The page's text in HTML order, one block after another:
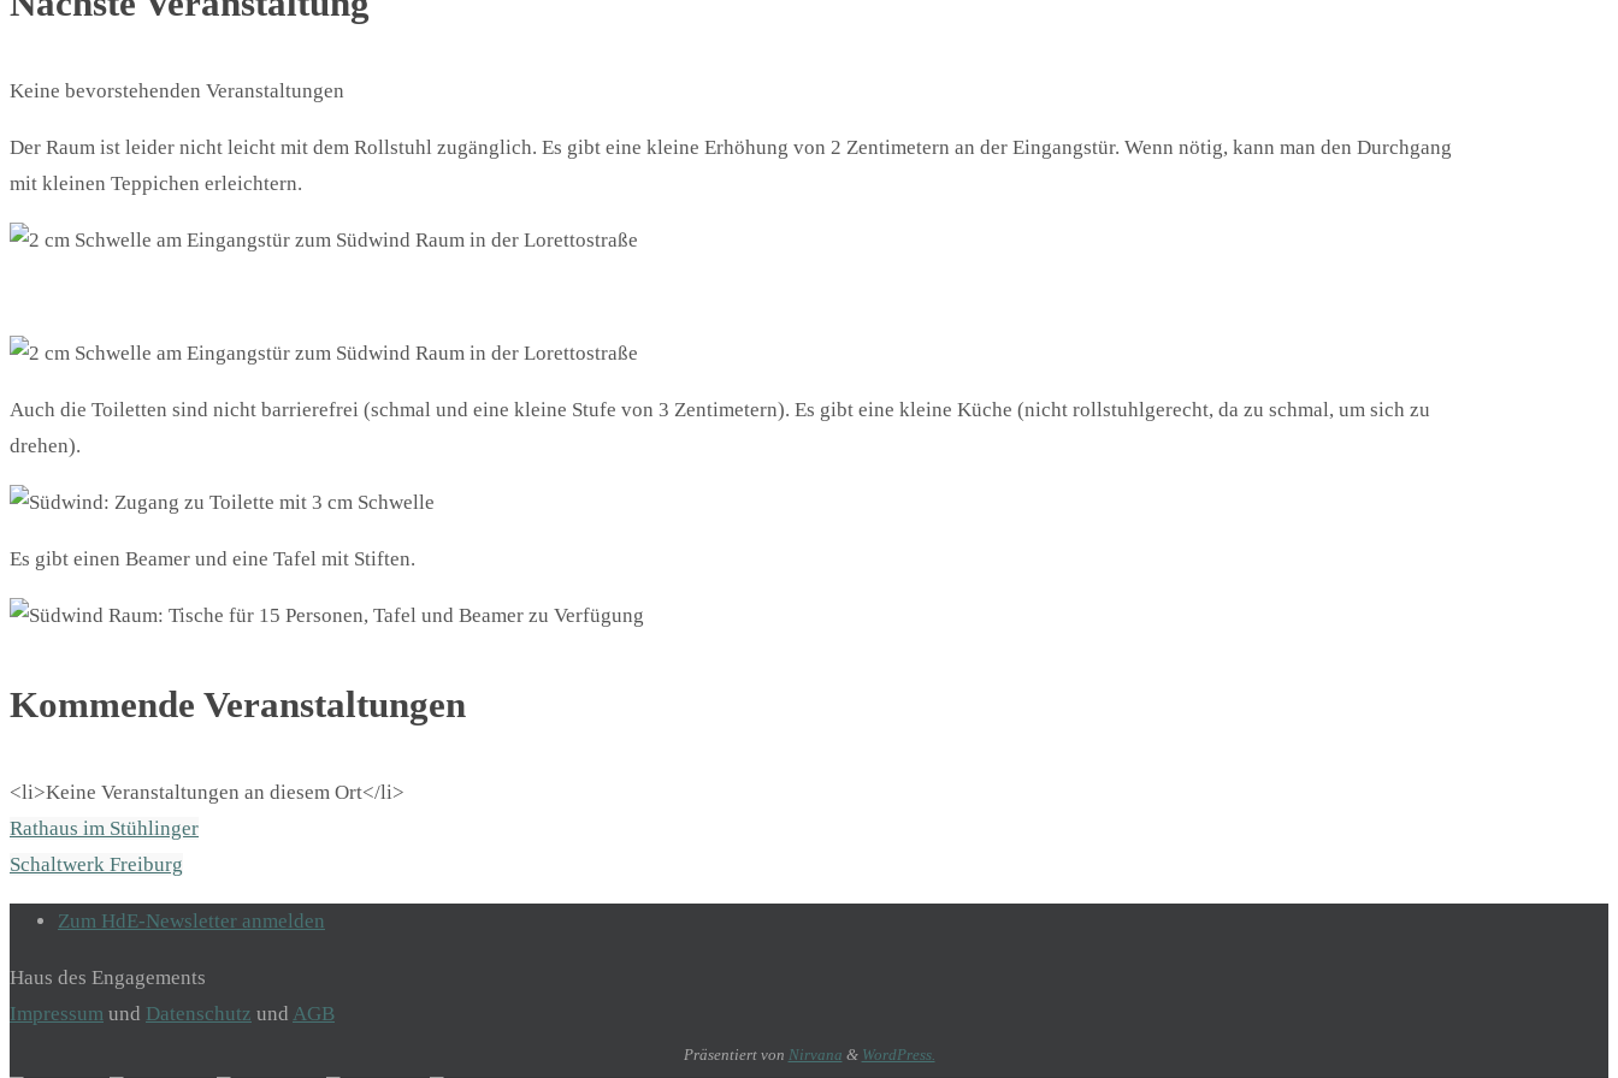
Keine bevorstehenden Veranstaltungen
Der Raum ist leider nicht leicht mit dem Rollstuhl zugänglich. Es gibt eine kleine Erhöhung von 2 Zentimetern an der Eingangstür. Wenn nötig, kann man den Durchgang
mit kleinen Teppichen erleichtern.
Auch die Toiletten sind nicht barrierefrei (schmal und eine kleine Stufe von 3 Zentimetern). Es gibt eine kleine Küche (nicht rollstuhlgerecht, da zu schmal, um sich zu
drehen).
Es gibt einen Beamer und eine Tafel mit Stiften.
Kommende Veranstaltungen
<li>Keine Veranstaltungen an diesem Ort</li>
Rathaus im Stühlinger
Schaltwerk Freiburg
Zum HdE-Newsletter anmelden
Haus des Engagements
Impressum und Datenschutz und AGB
Präsentiert von Nirvana & WordPress.